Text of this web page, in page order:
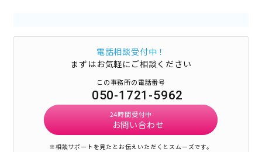
電話相談受付中！
まずはお気軽にご相談ください
この事務所の電話番号
050-1721-5962
24時間受付中
お問い合わせ
※相談サポートを見たとお伝えいただくとスムーズです。